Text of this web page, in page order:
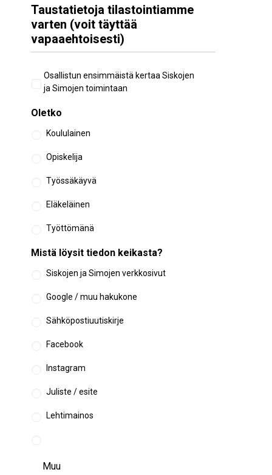
Taustatietoja tilastointiamme
varten (voit täyttää
vapaaehtoisesti)
Aiempi
osallistuminen
Osallistun ensimmäistä kertaa Siskojen
ja Simojen toimintaan
Oletko
Koululainen
Opiskelija
Työssäkäyvä
Eläkeläinen
Työttömänä
Mistä löysit tiedon keikasta?
Siskojen ja Simojen verkkosivut
Google / muu hakukone
Sähköpostiuutiskirje
Facebook
Instagram
Juliste / esite
Lehtimainos